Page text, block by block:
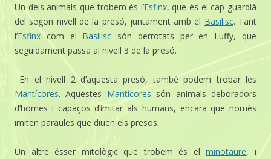
Un dels animals que trobem és l’Esfinx, que és el cap guardià
del segon nivell de la presó, juntament amb el Basilisc. Tant
l’Esfinx com el Basilisc són derrotats per en Luffy, que
seguidament passa al nivell 3 de la presó.
En el nivell 2 d’aquesta presó, també podem trobar les
Mantícores. Aquestes Mantícores són animals deboradors
d’homes i capaços d’imitar als humans, encara que només
imiten paraules que diuen els presos.
Un altre ésser mitològic que trobem és elminotaure, i